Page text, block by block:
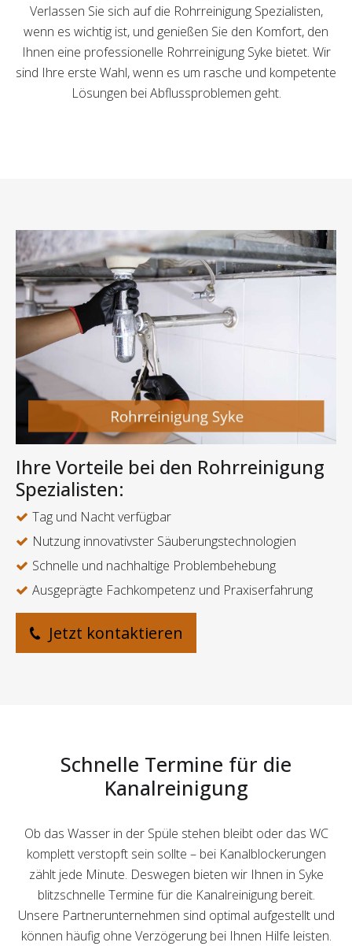
Verlassen Sie sich auf die Rohrreinigung Spezialisten,
wenn es wichtig ist, und genießen Sie den Komfort, den
Ihnen eine professionelle Rohrreinigung Syke bietet. Wir
sind Ihre erste Wahl, wenn es um rasche und kompetente
Lösungen bei Abflussproblemen geht.
Ihre Vorteile bei den Rohrreinigung
Spezialisten:
Tag und Nacht verfügbar
Nutzung innovativster Säuberungstechnologien
Schnelle und nachhaltige Problembehebung
Ausgeprägte Fachkompetenz und Praxiserfahrung
Jetzt kontaktieren
Schnelle Termine für die
Kanalreinigung
Ob das Wasser in der Spüle stehen bleibt oder das WC
komplett verstopft sein sollte – bei Kanalblockerungen
zählt jede Minute. Deswegen bieten wir Ihnen in Syke
blitzschnelle Termine für die Kanalreinigung bereit.
Unsere Partnerunternehmen sind optimal aufgestellt und
können häufig ohne Verzögerung bei Ihnen Hilfe leisten.